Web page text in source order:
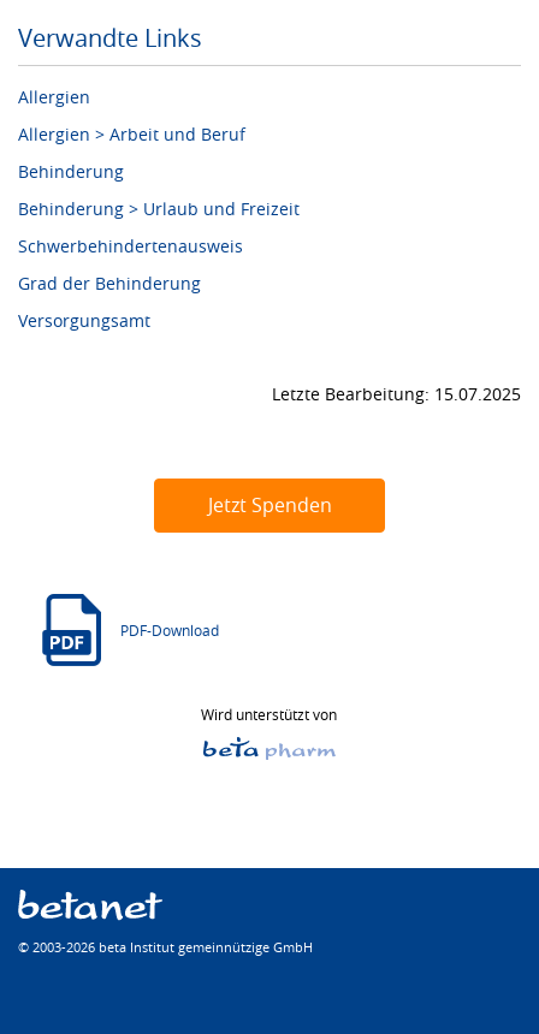
Verwandte Links
Allergien
Allergien > Arbeit und Beruf
Behinderung
Behinderung > Urlaub und Freizeit
Schwerbehindertenausweis
Grad der Behinderung
Versorgungsamt
Letzte Bearbeitung: 15.07.2025
Jetzt Spenden
PDF-Download
Wird unterstützt von
© 2003-2026 beta Institut gemeinnützige GmbH